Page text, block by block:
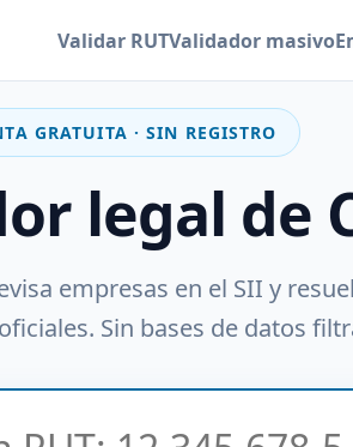
Validar RUTValidador masivo
GRATUITA · SIN REGISTRO
legal de
empresas en el SII y
Sin bases de datos